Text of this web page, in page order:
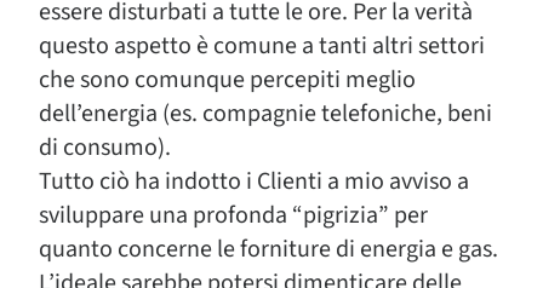
essere disturbati a tutte le ore. Per la verità
questo aspetto è comune a tanti altri settori
che sono comunque percepiti meglio
dell’energia (es. compagnie telefoniche, beni
di consumo).
Tutto ciò ha indotto i Clienti a mio avviso a
sviluppare una profonda “pigrizia” per
quanto concerne le forniture di energia e gas.